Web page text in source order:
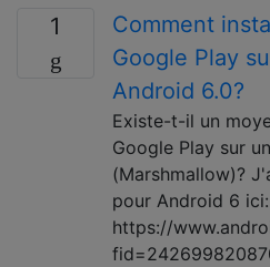
1
Comment
Google Play
Android 6.0?
Existe-t-il un
Google Play sur
(Marshmallow)?
pour Android 6 ici:
https://